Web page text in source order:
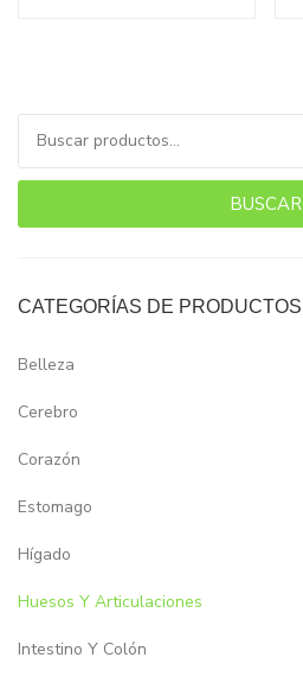
BUSCAR
CATEGORÍAS DE PRODUCTOS
Belleza
Cerebro
Corazón
Estomago
Hígado
Huesos Y Articulaciones
Intestino Y Colón